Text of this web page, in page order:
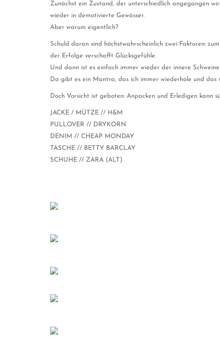
Zunächst ein Zustand, der unterschiedlich angegangen
wieder in demotivierte Gewässer.
Aber warum eigentlich?
Schuld daran sind höchstwahrscheinlich zwei Faktoren:
der Erfolge verschafft Glücksgefühle.
Und dann ist es einfach immer wieder der innere
Da gibt es ein Mantra, das ich immer wiederhole und das
Doch Vorsicht ist geboten: Anpacken und Erledigen kann
JACKE / MÜTZE // H&M
PULLOVER // DRYKORN
DENIM // CHEAP MONDAY
TASCHE // BETTY BARCLAY
SCHUHE // ZARA (ALT)